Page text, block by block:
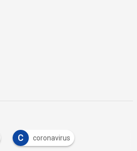
C coronavirus